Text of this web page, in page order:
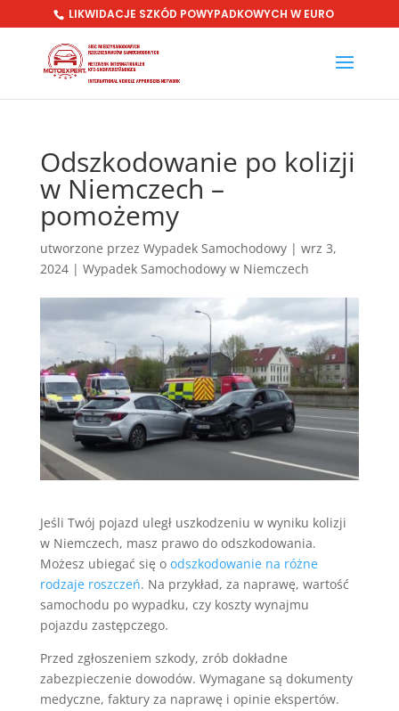
LIKWIDACJE SZKÓD POWYPADKOWYCH W EURO
Odszkodowanie po kolizji
w Niemczech –
pomożemy
utworzone przez Wypadek Samochodowy| wrz 3,
2024| Wypadek Samochodowy w Niemczech
Jeśli Twój pojazd uległ uszkodzeniu w wyniku kolizji
w Niemczech, masz prawo do odszkodowania.
Możesz ubiegać się o odszkodowanie na różne
rodzaje roszczeń. Na przykład, za naprawę, wartość
samochodu po wypadku, czy koszty wynajmu
pojazdu zastępczego.
Przed zgłoszeniem szkody, zrób dokładne
zabezpieczenie dowodów. Wymagane są dokumenty
medyczne, faktury za naprawę i opinie ekspertów.